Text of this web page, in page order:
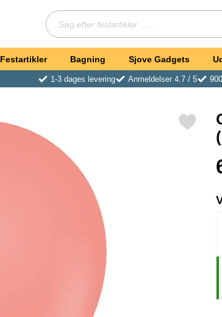
Søg
Festartikler Bagning Sjove Gadgets
1-3 dages levering Anmeldelser 4.7 / 5
Markér orange-røde Miniballoner Coral